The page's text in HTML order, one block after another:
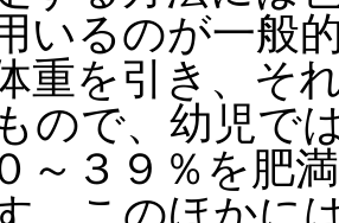
いるのが一般
重を引き、そ
ので、幼児で
～３９％を肥